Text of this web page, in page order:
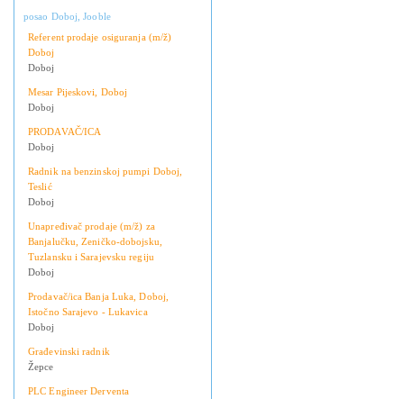
posao Doboj, Jooble
Referent prodaje osiguranja (m/ž)
Doboj
Doboj
Mesar Pijeskovi, Doboj
Doboj
PRODAVAČ/ICA
Doboj
Radnik na benzinskoj pumpi Doboj,
Teslić
Doboj
Unapređivač prodaje (m/ž) za
Banjalučku, Zeničko-dobojsku,
Tuzlansku i Sarajevsku regiju
Doboj
Prodavač/ica Banja Luka, Doboj,
Istočno Sarajevo - Lukavica
Doboj
Građevinski radnik
Žepce
PLC Engineer Derventa